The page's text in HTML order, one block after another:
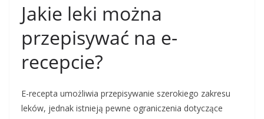
Jakie leki można
przepisywać na e-
recepcie?
E-recepta umożliwia przepisywanie szerokiego zakresu
leków, jednak istnieją pewne ograniczenia dotyczące